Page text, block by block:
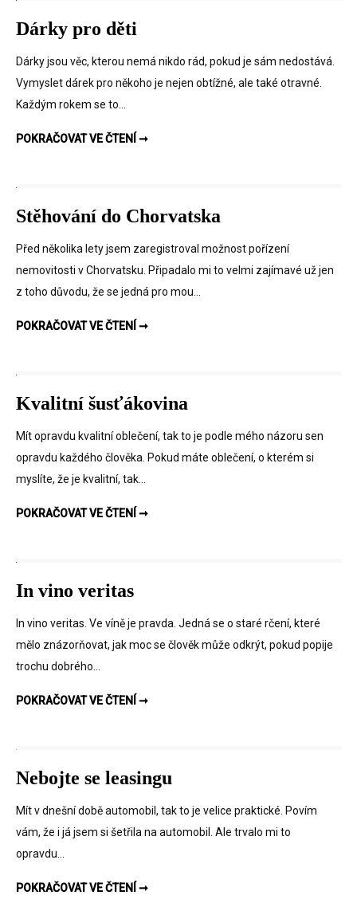
Dárky pro děti
Dárky jsou věc, kterou nemá nikdo rád, pokud je sám nedostává.
Vymyslet dárek pro někoho je nejen obtížné, ale také otravné.
Každým rokem se to…
POKRAČOVAT VE ČTENÍ ➞
Stěhování do Chorvatska
Před několika lety jsem zaregistroval možnost pořízení
nemovitosti v Chorvatsku. Připadalo mi to velmi zajímavé už jen
z toho důvodu, že se jedná pro mou…
POKRAČOVAT VE ČTENÍ ➞
Kvalitní šusťákovina
Mít opravdu kvalitní oblečení, tak to je podle mého názoru sen
opravdu každého člověka. Pokud máte oblečení, o kterém si
myslíte, že je kvalitní, tak…
POKRAČOVAT VE ČTENÍ ➞
In vino veritas
In vino veritas. Ve víně je pravda. Jedná se o staré rčení, které
mělo znázorňovat, jak moc se člověk může odkrýt, pokud popije
trochu dobrého…
POKRAČOVAT VE ČTENÍ ➞
Nebojte se leasingu
Mít v dnešní době automobil, tak to je velice praktické. Povím
vám, že i já jsem si šetřila na automobil. Ale trvalo mi to
opravdu…
POKRAČOVAT VE ČTENÍ ➞